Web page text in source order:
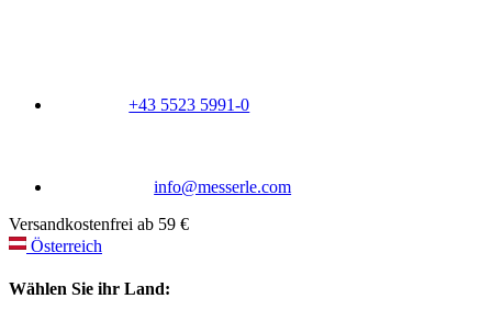
+43 5523 5991-0
info@messerle.com
Versandkostenfrei ab 59 €
Österreich
Wählen Sie ihr Land: